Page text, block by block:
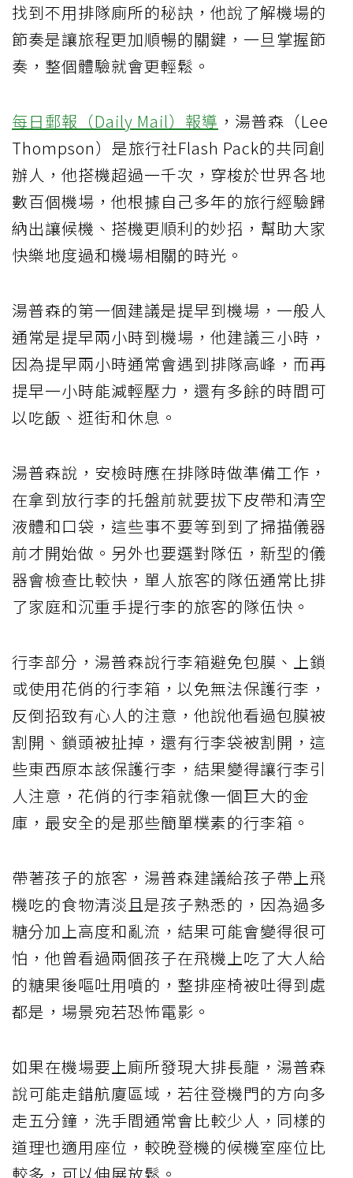
找到不用排隊廁所的秘訣，他說了解機場的
節奏是讓旅程更加順暢的關鍵，一旦掌握節
奏，整個體驗就會更輕鬆。
每日郵報（Daily Mail）報導 ，湯普森（Lee
Thompson）是旅行社Flash Pack的共同創
辦人，他搭機超過一千次，穿梭於世界各地
數百個機場，他根據自己多年的旅行經驗歸
納出讓候機、搭機更順利的妙招，幫助大家
快樂地度過和機場相關的時光。
湯普森的第一個建議是提早到機場，一般人
通常是提早兩小時到機場，他建議三小時，
因為提早兩小時通常會遇到排隊高峰，而再
提早一小時能減輕壓力，還有多餘的時間可
以吃飯、逛街和休息。
湯普森說，安檢時應在排隊時做準備工作，
在拿到放行李的托盤前就要拔下皮帶和清空
液體和口袋，這些事不要等到到了掃描儀器
前才開始做。另外也要選對隊伍，新型的儀
器會檢查比較快，單人旅客的隊伍通常比排
了家庭和沉重手提行李的旅客的隊伍快。
行李部分，湯普森說行李箱避免包膜、上鎖
或使用花俏的行李箱，以免無法保護行李，
反倒招致有心人的注意，他說他看過包膜被
割開、鎖頭被扯掉，還有行李袋被割開，這
些東西原本該保護行李，結果變得讓行李引
人注意，花俏的行李箱就像一個巨大的金
庫，最安全的是那些簡單樸素的行李箱。
帶著孩子的旅客，湯普森建議給孩子帶上飛
機吃的食物清淡且是孩子熟悉的，因為過多
糖分加上高度和亂流，結果可能會變得很可
怕，他曾看過兩個孩子在飛機上吃了大人給
的糖果後嘔吐用噴的，整排座椅被吐得到處
都是，場景宛若恐怖電影。
如果在機場要上廁所發現大排長龍，湯普森
說可能走錯航廈區域，若往登機門的方向多
走五分鐘，洗手間通常會比較少人，同樣的
道理也適用座位，較晚登機的候機室座位比